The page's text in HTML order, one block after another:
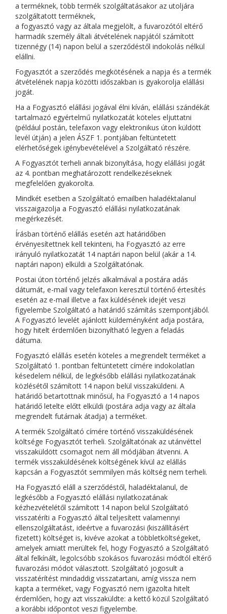
a terméknek, több termék szolgáltatásakor az utoljára
szolgáltatott terméknek,
a fogyasztó vagy az általa megjelölt, a fuvarozótól eltérő
harmadik személy általi átvételének napjától számított
tizennégy (14) napon belül a szerződéstől indokolás nélkül
elállni.
Fogyasztót a szerződés megkötésének a napja és a termék
átvételének napja közötti időszakban is gyakorolja elállási
jogát.
Ha a Fogyasztó elállási jogával élni kíván, elállási szándékát
tartalmazó egyértelmű nyilatkozatát köteles eljuttatni
(például postán, telefaxon vagy elektronikus úton küldött
levél útján) a jelen ÁSZF 1. pontjában feltüntetett
elérhetőségek igénybevételével a Szolgáltató részére.
A Fogyasztót terheli annak bizonyítása, hogy elállási jogát
az 4. pontban meghatározott rendelkezéseknek
megfelelően gyakorolta.
Mindkét esetben a Szolgáltató emailben haladéktalanul
visszaigazolja a Fogyasztó elállási nyilatkozatának
megérkezését.
Írásban történő elállás esetén azt határidőben
érvényesítettnek kell tekinteni, ha Fogyasztó az erre
irányuló nyilatkozatát 14 naptári napon belül (akár a 14.
naptári napon) elküldi a Szolgáltatónak.
Postai úton történő jelzés alkalmával a postára adás
dátumát, e-mail vagy telefaxon keresztül történő értesítés
esetén az e-mail illetve a fax küldésének idejét veszi
figyelembe Szolgáltató a határidő számítás szempontjából.
A Fogyasztó levelét ajánlott küldeményként adja postára,
hogy hitelt érdemlően bizonyítható legyen a feladás
dátuma.
Fogyasztó elállás esetén köteles a megrendelt terméket a
Szolgáltató 1. pontban feltüntetett címére indokolatlan
késedelem nélkül, de legkésőbb elállási nyilatkozatának
közlésétől számított 14 napon belül visszaküldeni. A
határidő betartottnak minősül, ha Fogyasztó a 14 napos
határidő letelte előtt elküldi (postára adja vagy az általa
megrendelt futárnak átadja) a terméket.
A termék Szolgáltató címére történő visszaküldésének
költsége Fogyasztót terheli. Szolgáltatónak az utánvéttel
visszaküldött csomagot nem áll módjában átvenni. A
termék visszaküldésének költségének kívül az elállás
kapcsán a Fogyasztót semmilyen más költség nem terheli.
Ha Fogyasztó eláll a szerződéstől, haladéktalanul, de
legkésőbb a Fogyasztó elállási nyilatkozatának
kézhezvételétől számított 14 napon belül Szolgáltató
visszatéríti a Fogyasztó által teljesített valamennyi
ellenszolgáltatást, ideértve a fuvarozási (kiszállításért
fizetett) költséget is, kivéve azokat a többletköltségeket,
amelyek amiatt merültek fel, hogy Fogyasztó a Szolgáltató
által felkínált, legolcsóbb szokásos fuvarozási módtól eltérő
fuvarozási módot választott. Szolgáltató jogosult a
visszatérítést mindaddig visszatartani, amíg vissza nem
kapta a terméket, vagy Fogyasztó nem igazolta hitelt
érdemlően, hogy azt visszaküldte: a kettő közül Szolgáltató
a korábbi időpontot veszi figyelembe.